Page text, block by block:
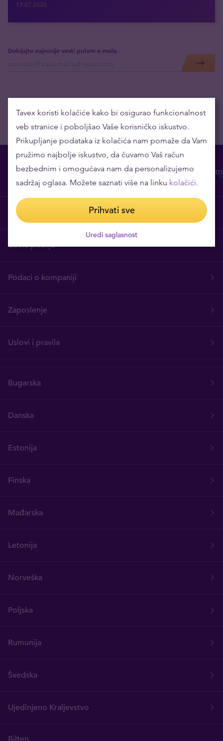
13.07.2026
Dobijajte najnovije vesti putem e-maila
O nama
Česta pitanja
Podaci o kompaniji
Zaposlenje
Uslovi i pravila
Bugarska
Danska
Estonija
Finska
Mađarska
Letonija
Norveška
Poljska
Rumunija
Švedska
Ujedinjeno Kraljevstvo
Tavex koristi kolačiće kako bi osigurao funkcionalnost
veb stranice i poboljšao Vaše korisničko iskustvo.
Prikupljanje podataka iz kolačića nam pomaže da Vam
pružimo najbolje iskustvo, da čuvamo Vaš račun
bezbednim i omogućava nam da personalizujemo
sadržaj oglasa. Možete saznati više na linku kolačići.
Prihvati sve
Uredi saglasnost